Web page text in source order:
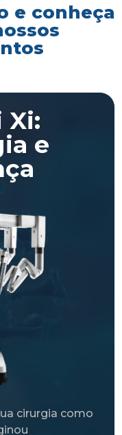
e conheça
Xi:
e
cirurgia como